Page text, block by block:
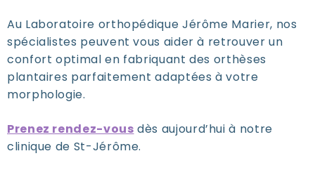
Au Laboratoire orthopédique Jérôme Marier, nos
spécialistes peuvent vous aider à retrouver un
confort optimal en fabriquant des orthèses
plantaires parfaitement adaptées à votre
morphologie.
Prenez rendez-vous dès aujourd’hui à notre
clinique de St-Jérôme.